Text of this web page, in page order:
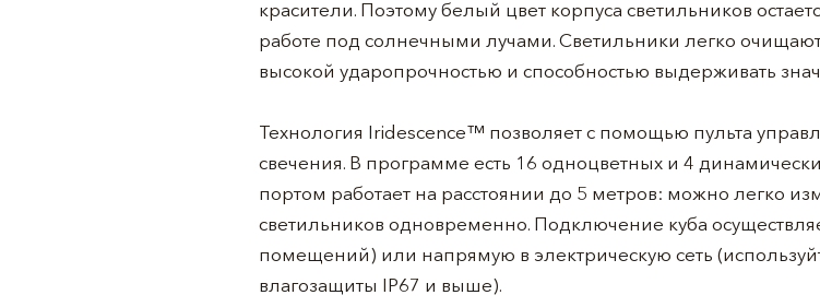
красители. Поэтому белый цвет корпуса светильников
работе под солнечными лучами. Светильники легко
высокой ударопрочностью и способностью выдерживать
Технология Iridescence™ позволяет с помощью пульта
свечения. В программе есть 16 одноцветных и 4
портом работает на расстоянии до 5 метров: можно легко
светильников одновременно. Подключение куба
помещений) или напрямую в электрическую сеть
влагозащиты IP67 и выше).